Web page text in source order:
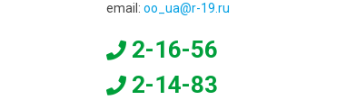
email: oo_ua@r-19.ru
2-16-56
2-14-83